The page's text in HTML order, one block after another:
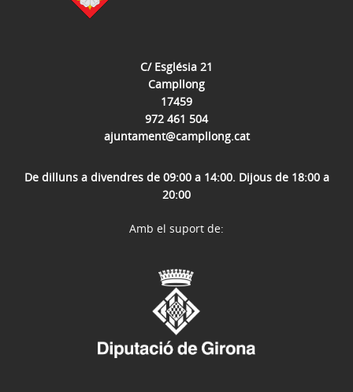
C/ Església 21
Campllong
17459
972 461 504
ajuntament@campllong.cat
De dilluns a divendres de 09:00 a 14:00. Dijous de 18:00 a
20:00
Amb el suport de: